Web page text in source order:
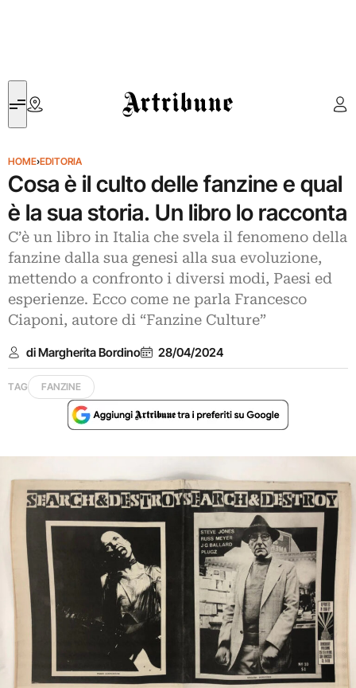
Artribune
HOME›EDITORIA
Cosa è il culto delle fanzine e qual
è la sua storia. Un libro lo racconta
C’è un libro in Italia che svela il fenomeno della
fanzine dalla sua genesi alla sua evoluzione,
mettendo a confronto i diversi modi, Paesi ed
esperienze. Ecco come ne parla Francesco
Ciaponi, autore di “Fanzine Culture”
di Margherita Bordino 28/04/2024
TAG FANZINE